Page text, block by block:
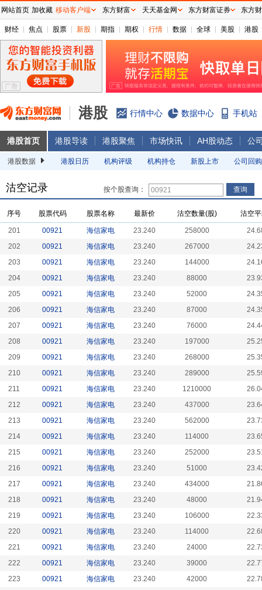
财经 焦点 股票 新股 期指 期权 行情 数据 全球 美股 港股
港股 行情中心 数据中心 手机站
港股首页 港股导读 港股聚焦 市场快讯 AH股动态 公
港股数据 港股日历 机构评级 机构持仓 新股上市 公司回购
沽空记录 按个股查询：
序号 股票代码 股票名称 最新价 沽空数量(股) 沽空
201 00921 海信家电 23.240 258000
202
00921 海信家电 23.240 267000
203
00921 海信家电 23.240 144000
204
00921 海信家电 23.240 88000
205
00921 海信家电 23.240 52000
206
00921 海信家电 23.240 87000
207
00921 海信家电 23.240 76000
208
00921 海信家电 23.240 197000
209
00921 海信家电 23.240 268000
210
00921 海信家电 23.240 289000
211
00921 海信家电 23.240 1210000
212
00921 海信家电 23.240 437000
213
00921 海信家电 23.240 562000
214
00921 海信家电 23.240 114000
215
00921 海信家电 23.240 252000
216
00921 海信家电 23.240 51000
217
00921 海信家电 23.240 434000
218
00921 海信家电 23.240 48000
219
00921 海信家电 23.240 106000
220
00921 海信家电 23.240 114000
221
00921 海信家电 23.240 24000
222
00921 海信家电 23.240 39000
223
00921 海信家电 23.240 42000
网站首页 加收藏 移动客户端 东方财富 天天基金网 东方财富证券 东方